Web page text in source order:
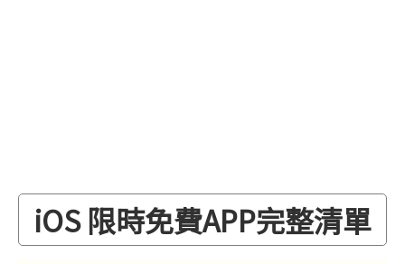
iOS 限時免費APP完整清單